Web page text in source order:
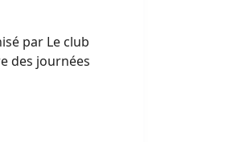
par Le club
des journées